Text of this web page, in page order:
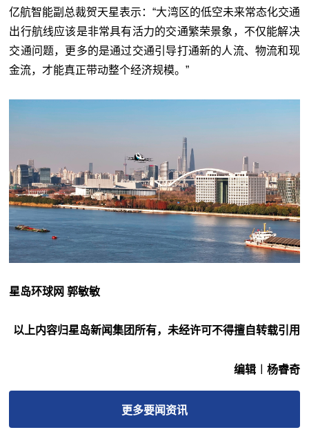
亿航智能副总裁贺天星表示：“大湾区的低空未来常态化交通
出行航线应该是非常具有活力的交通繁荣景象，不仅能解决
交通问题，更多的是通过交通引导打通新的人流、物流和现
金流，才能真正带动整个经济规模。”
星岛环球网 郭敏敏
以上内容归星岛新闻集团所有，未经许可不得擅自转载引用
编辑︱杨睿奇
更多要闻资讯